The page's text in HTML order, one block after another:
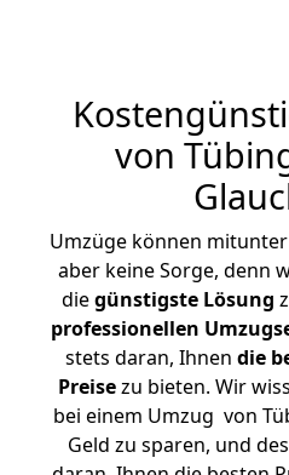
von
Umzüge können
aber keine Sorge, denn
diegünstigste Lösung
professionellen
stets daran, Ihnen die
Preisezu bieten. Wir
bei einem Umzug von
Geld zu sparen, und